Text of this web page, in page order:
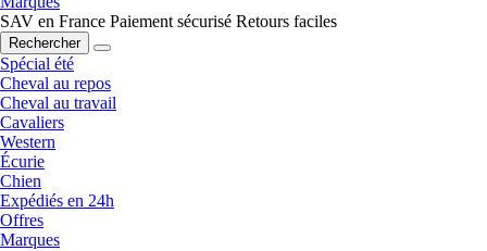
SAV en France Paiement sécurisé Retours faciles
Rechercher
Spécial été
Cheval au repos
Cheval au travail
Cavaliers
Western
Écurie
Chien
Expédiés en 24h
Offres
Marques